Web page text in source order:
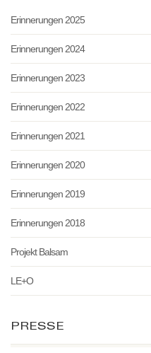
Erinnerungen 2025
Erinnerungen 2024
Erinnerungen 2023
Erinnerungen 2022
Erinnerungen 2021
Erinnerungen 2020
Erinnerungen 2019
Erinnerungen 2018
Projekt Balsam
LE+O
PRESSE